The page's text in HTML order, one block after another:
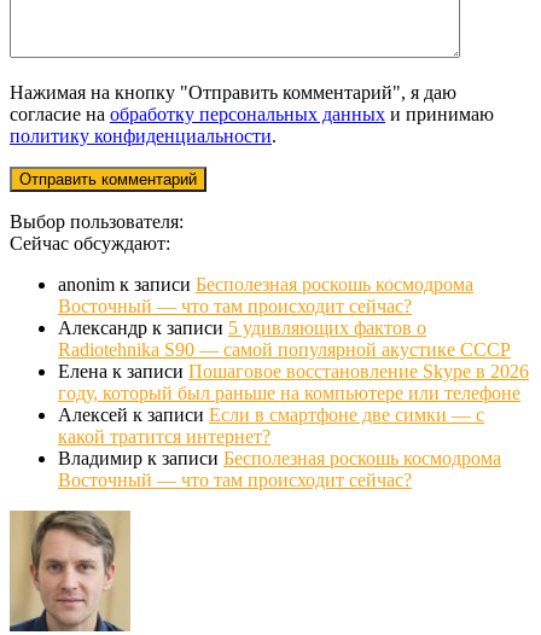
Нажимая на кнопку "Отправить комментарий", я даю
согласие на обработку персональных данных и принимаю
политику конфиденциальности.
Выбор пользователя:
Сейчас обсуждают:
anonim к записи Бесполезная роскошь космодрома
Восточный — что там происходит сейчас?
Александр к записи 5 удивляющих фактов о
Radiotehnika S90 — самой популярной акустике СССР
Елена к записи Пошаговое восстановление Skype в 2026
году, который был раньше на компьютере или телефоне
Алексей к записи Если в смартфоне две симки — с
какой тратится интернет?
Владимир к записи Бесполезная роскошь космодрома
Восточный — что там происходит сейчас?